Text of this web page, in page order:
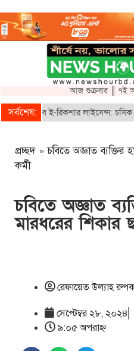
আজ শুক্রবার ║ ৭ই
সর্বশেষ:
পাবে ই-রিকশার লাইসেন্স: চসিক মেয়র
প্রচ্ছদ »চবিতে অজ্ঞাত ব্যক্তির
কর্মী
চবিতে অজ্ঞাত
মারধরের শিকার
রেফায়েত উল্যাহ
সেপ্টেম্বর ২৮, ২০২৪
৯:০৫ অপরাহ্ণ